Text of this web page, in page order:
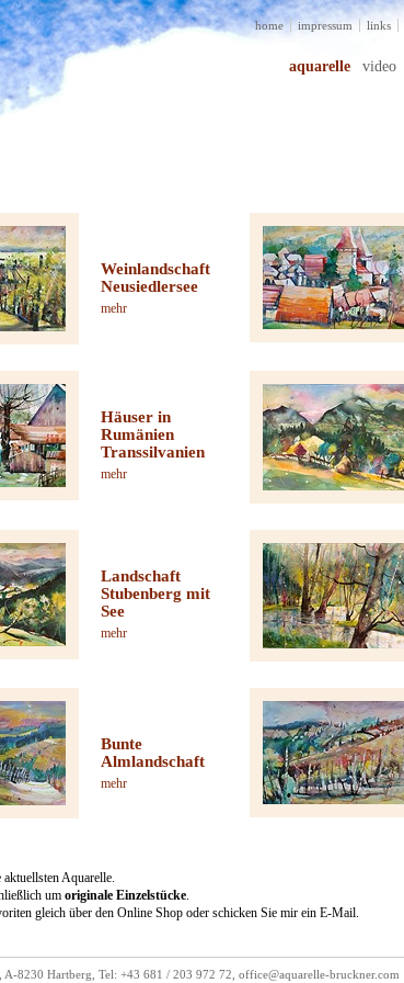
home impressum links
aquarelle video
Weinlandschaft
Neusiedlersee
mehr
Häuser in
Rumänien
Transsilvanien
mehr
Landschaft
Stubenberg mit
See
mehr
Bunte
Almlandschaft
mehr
Aquarelle.
um originale Einzelstücke.
gleich über den Online Shop oder schicken Sie mir ein E-Mail.
A-8230 Hartberg, Tel: +43 681 / 203 972 72, office@aquarelle-bruckner.com